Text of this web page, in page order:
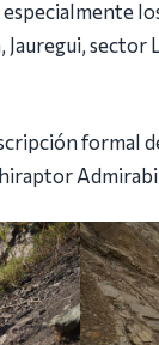
Jauregui, sector
formal